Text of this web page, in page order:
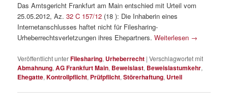
Das Amtsgericht Frankfurt am Main entschied mit Urteil vom
25.05.2012, Az.32 C 157/12 (18 ): Die Inhaberin eines
Internetanschlusses haftet nicht für Filesharing-
Urheberrechtsverletzungen ihres Ehepartners.Weiterlesen →
Veröffentlicht unterFilesharing, Urheberrecht |Verschlagwortet mit
Abmahnung,AG Frankfurt Main, Beweislast, Beweislastumkehr,
Ehegatte,Kontrollpflicht, Prüfpflicht,Störerhaftung, Urteil